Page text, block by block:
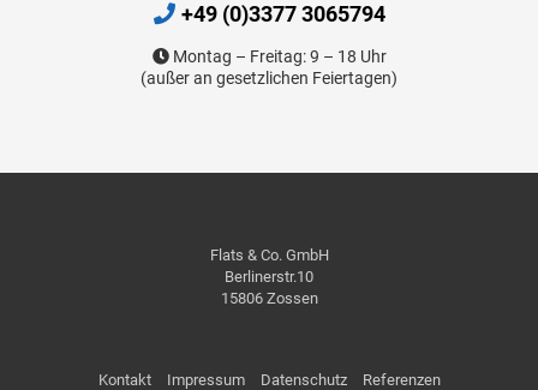
+49 (0)3377 3065794
Montag – Freitag: 9 – 18 Uhr
(außer an gesetzlichen Feiertagen)
Flats & Co. GmbH
Berlinerstr.10
15806 Zossen
Kontakt Impressum Datenschutz Referenzen